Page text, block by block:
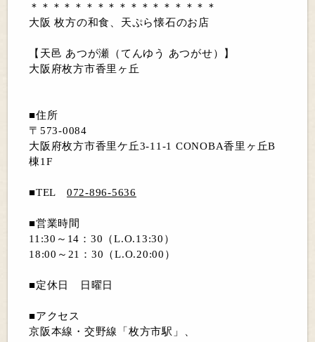
＊＊＊＊＊＊＊＊＊＊＊＊＊＊＊＊＊
大阪 枚方の和食、天ぷら懐石のお店
【天邑 あつが瀬（てんゆう あつがせ）】
大阪府枚方市香里ヶ丘
■住所
〒573-0084
大阪府枚方市香里ケ丘3-11-1 CONOBA香里ヶ丘B
棟1F
■TEL 072-896-5636
■営業時間
11:30～14：30（L.O.13:30）
18:00～21：30（L.O.20:00）
■定休日 日曜日
■アクセス
京阪本線・交野線「枚方市駅」、